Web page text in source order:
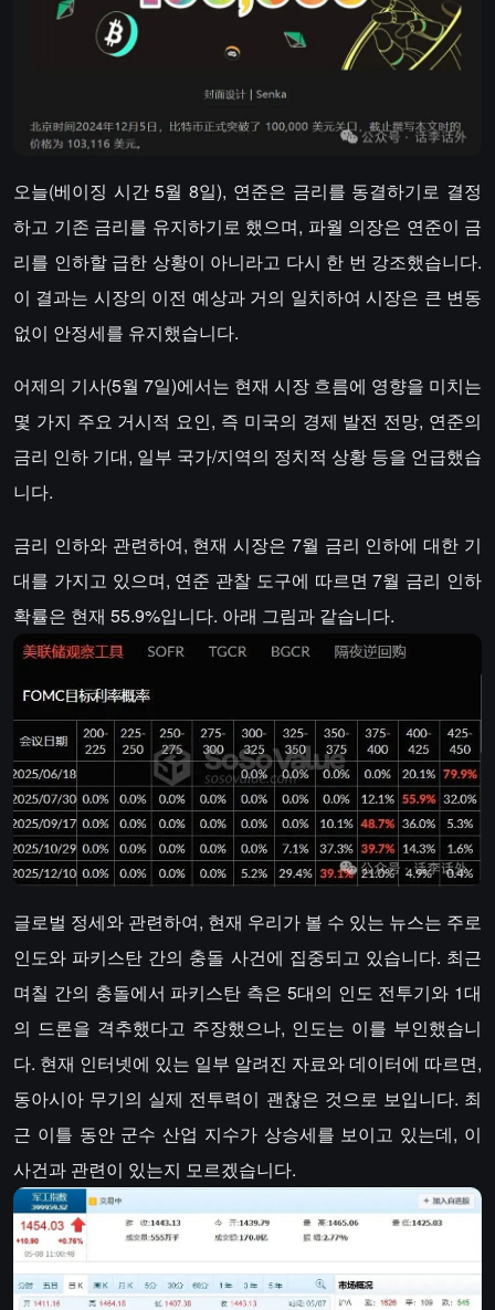
오늘(베이징 시간 5월 8일), 연준은 금리를 동결하기로 결정
하고 기존 금리를 유지하기로 했으며, 파월 의장은 연준이 금
리를 인하할 급한 상황이 아니라고 다시 한 번 강조했습니다.
이 결과는 시장의 이전 예상과 거의 일치하여 시장은 큰 변동
없이 안정세를 유지했습니다.
어제의 기사(5월 7일)에서는 현재 시장 흐름에 영향을 미치는
몇 가지 주요 거시적 요인, 즉 미국의 경제 발전 전망, 연준의
금리 인하 기대, 일부 국가/지역의 정치적 상황 등을 언급했습
니다.
금리 인하와 관련하여, 현재 시장은 7월 금리 인하에 대한 기
대를 가지고 있으며, 연준 관찰 도구에 따르면 7월 금리 인하
확률은 현재 55.9%입니다. 아래 그림과 같습니다.
글로벌 정세와 관련하여, 현재 우리가 볼 수 있는 뉴스는 주로
인도와 파키스탄 간의 충돌 사건에 집중되고 있습니다. 최근
며칠 간의 충돌에서 파키스탄 측은 5대의 인도 전투기와 1대
의 드론을 격추했다고 주장했으나, 인도는 이를 부인했습니
다. 현재 인터넷에 있는 일부 알려진 자료와 데이터에 따르면,
동아시아 무기의 실제 전투력이 괜찮은 것으로 보입니다. 최
근 이틀 동안 군수 산업 지수가 상승세를 보이고 있는데, 이
사건과 관련이 있는지 모르겠습니다.